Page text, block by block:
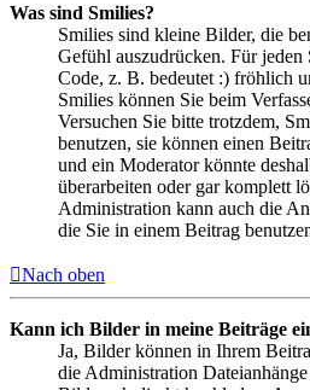
Was sind Smilies?
Smilies sind kleine Bilder, die
Gefühl auszudrücken. Für jeden
Code, z. B. bedeutet :) fröhlich
Smilies können Sie beim
Versuchen Sie bitte trotzdem,
benutzen, sie können einen
und ein Moderator könnte
überarbeiten oder gar komplett
Administration kann auch die
die Sie in einem Beitrag
Nach oben
Kann ich Bilder in meine Beiträge
Ja, Bilder können in Ihrem
die Administration